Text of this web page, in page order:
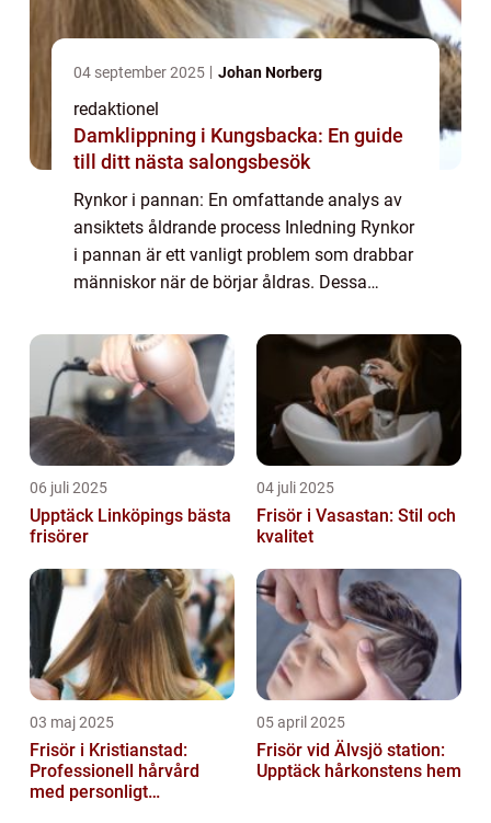
04 september 2025 Johan Norberg
redaktionel
Damklippning i Kungsbacka: En guide
till ditt nästa salongsbesök
Rynkor i pannan: En omfattande analys av
ansiktets åldrande process Inledning Rynkor
i pannan är ett vanligt problem som drabbar
människor när de börjar åldras. Dessa
påverka vår självkänsla. I denna artikel ...
06 juli 2025
Upptäck Linköpings bästa
frisörer
04 juli 2025
Frisör i Vasastan: Stil och
kvalitet
03 maj 2025
Frisör i Kristianstad:
Professionell hårvård
med personligt
05 april 2025
Frisör vid Älvsjö station:
Upptäck hårkonstens hem